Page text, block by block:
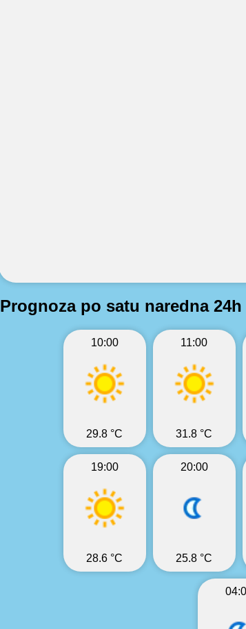
Prognoza po satu naredna
10:00
29.8 °C
11:00
31.8 °C
19:00
28.6 °C
20:00
25.8 °C